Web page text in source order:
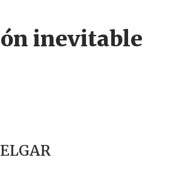
o
r
inevitable